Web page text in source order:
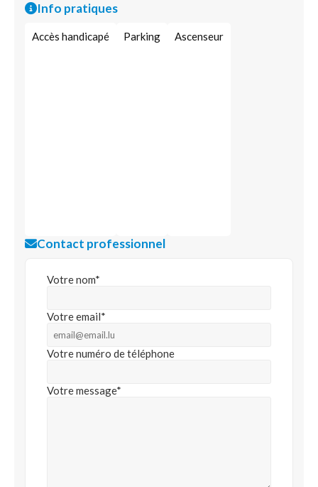
Info pratiques
Accès handicapé Parking Ascenseur
Contact professionnel
Votre nom*
Votre email*
Votre numéro de téléphone
Votre message*